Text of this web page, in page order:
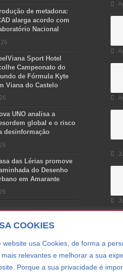
COOKIES
website usa Cookies, de forma a
relevantes e melhorar a sua
Porque a sua privacidade é
de metadona:
alarga acordo com
Nacional
Sport Hotel
Campeonato do
de Fórmula Kyte
Viana do Castelo
UNO analisa a
global e o risco
desinformação
das Lérias promove
do Desenho
em Amarante